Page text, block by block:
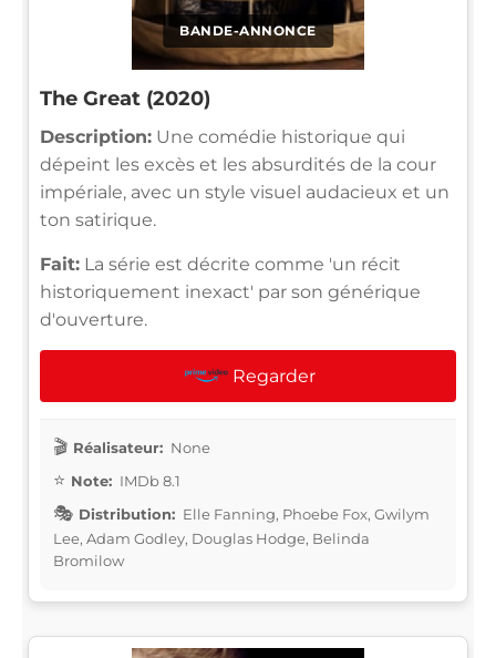
BANDE-ANNONCE
The Great (2020)
Description: Une comédie historique qui
dépeint les excès et les absurdités de la cour
impériale, avec un style visuel audacieux et un
ton satirique.
Fait: La série est décrite comme 'un récit
historiquement inexact' par son générique
d'ouverture.
Regarder
Réalisateur: None
Note: IMDb 8.1
Distribution: Elle Fanning, Phoebe Fox, Gwilym
Lee, Adam Godley, Douglas Hodge, Belinda
Bromilow